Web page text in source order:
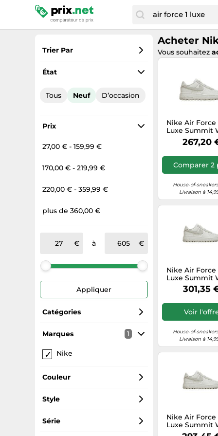
Trier Par
Préférés
Prix total
État
Tous Neuf D’occasion
Prix
27,00 € - 159,99 €
170,00 € - 219,99 €
220,00 € - 359,99 €
plus de 360,00 €
à
Appliquer
Catégories
Baskets
Chaussures de basket
Porte-monnaie
Marques 1
Nike
Couleur
Blanc
Noires
Style
Chic
Série
Acheter
Vous souhaitez
Nike Air Force
Luxe Summit
Light
267,20
Comparer 2
House-of-
Livraison à
Nike Air Force
Luxe Summit
Light
301,35
Voir
House-of-
Livraison à
Nike Air Force
Luxe Summit
Light